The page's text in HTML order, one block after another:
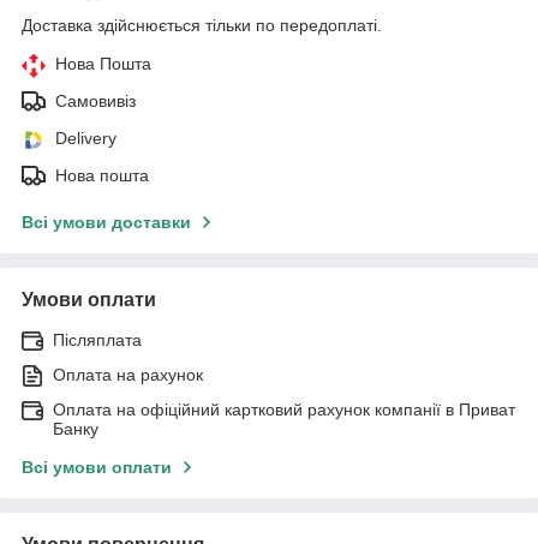
Доставка здійснюється тільки по передоплаті.
Нова Пошта
Самовивіз
Delivery
Нова пошта
Всі умови доставки
Умови оплати
Післяплата
Оплата на рахунок
Оплата на офіційний картковий рахунок компанії в Приват
Банку
Всі умови оплати